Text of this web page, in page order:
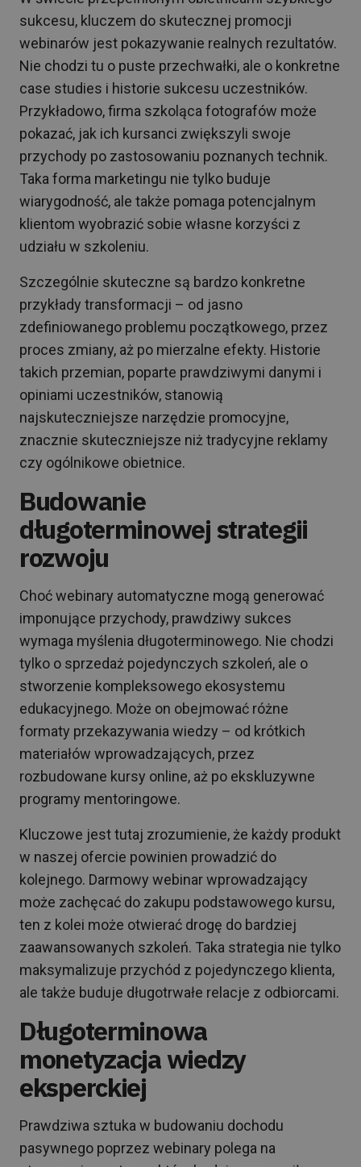
sukcesu, kluczem do skutecznej promocji
webinarów jest pokazywanie realnych rezultatów.
Nie chodzi tu o puste przechwałki, ale o konkretne
case studies i historie sukcesu uczestników.
Przykładowo, firma szkoląca fotografów może
pokazać, jak ich kursanci zwiększyli swoje
przychody po zastosowaniu poznanych technik.
Taka forma marketingu nie tylko buduje
wiarygodność, ale także pomaga potencjalnym
klientom wyobrazić sobie własne korzyści z
udziału w szkoleniu.
Szczególnie skuteczne są bardzo konkretne
przykłady transformacji – od jasno
zdefiniowanego problemu początkowego, przez
proces zmiany, aż po mierzalne efekty. Historie
takich przemian, poparte prawdziwymi danymi i
opiniami uczestników, stanowią
najskuteczniejsze narzędzie promocyjne,
znacznie skuteczniejsze niż tradycyjne reklamy
czy ogólnikowe obietnice.
Budowanie
długoterminowej strategii
rozwoju
Choć webinary automatyczne mogą generować
imponujące przychody, prawdziwy sukces
wymaga myślenia długoterminowego. Nie chodzi
tylko o sprzedaż pojedynczych szkoleń, ale o
stworzenie kompleksowego ekosystemu
edukacyjnego. Może on obejmować różne
formaty przekazywania wiedzy – od krótkich
materiałów wprowadzających, przez
rozbudowane kursy online, aż po ekskluzywne
programy mentoringowe.
Kluczowe jest tutaj zrozumienie, że każdy produkt
w naszej ofercie powinien prowadzić do
kolejnego. Darmowy webinar wprowadzający
może zachęcać do zakupu podstawowego kursu,
ten z kolei może otwierać drogę do bardziej
zaawansowanych szkoleń. Taka strategia nie tylko
maksymalizuje przychód z pojedynczego klienta,
ale także buduje długotrwałe relacje z odbiorcami.
Długoterminowa
monetyzacja wiedzy
eksperckiej
Prawdziwa sztuka w budowaniu dochodu
pasywnego poprzez webinary polega na